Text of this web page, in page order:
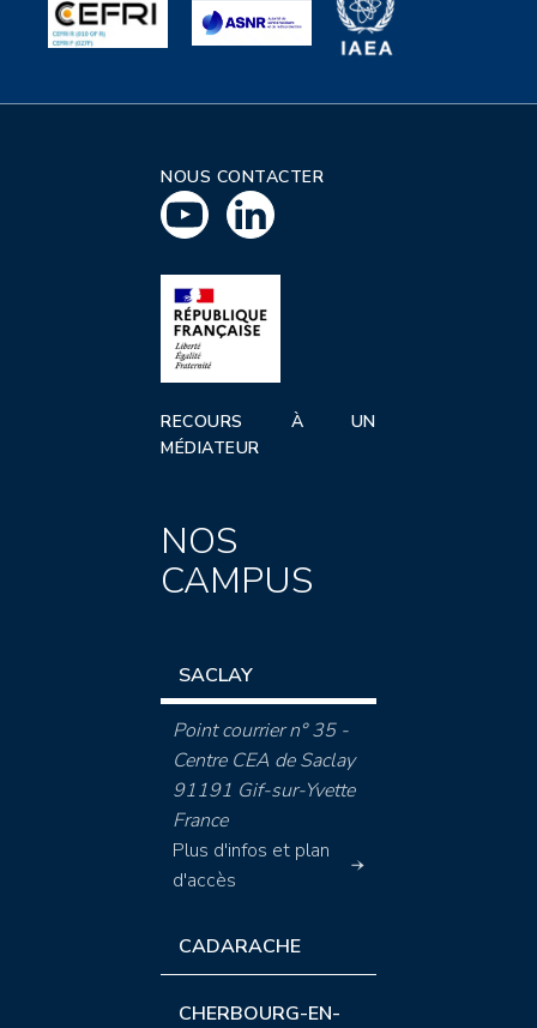
NOUS CONTACTER
RECOURS À UN
MÉDIATEUR
NOS
CAMPUS
SACLAY
Point courrier n° 35 -
Centre CEA de Saclay
91191 Gif-sur-Yvette
France
Plus d'infos et plan
d'accès
CADARACHE
CHERBOURG-EN-